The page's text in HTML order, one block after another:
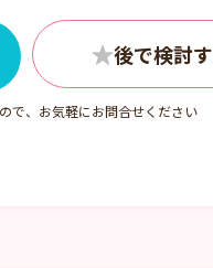
60分/月1～2回）
60分/月1～2回）
均5時間程度
で、お気軽にお問合せください